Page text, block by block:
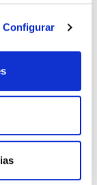
Configurar
horario
a afectar
precarios
mujeres,